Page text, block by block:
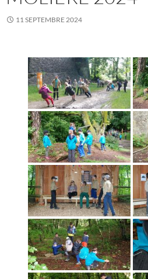
11 SEPTEMBRE 2024